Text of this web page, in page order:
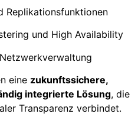
Replikationsfunktionen
und High Availability
eine zukunftssichere,
integrierte Lösung, die
Transparenz verbindet.